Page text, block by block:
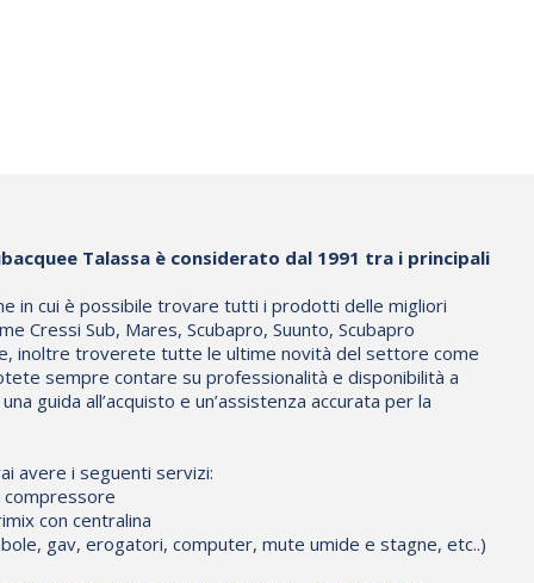
Talassa è considerato dal 1991 tra i principali
in cui è possibile trovare tutti i prodotti delle migliori
Cressi Sub, Mares, Scubapro, Suunto, Scubapro
inoltre troverete tutte le ultime novità del settore come
sempre contare su professionalità e disponibilità a
guida all’acquisto e un’assistenza accurata per la
avere i seguenti servizi:
compressore
con centralina
gav, erogatori, computer, mute umide e stagne, etc..)